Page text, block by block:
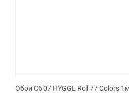
Обои C6 07 HYGGE Roll 77 Colors